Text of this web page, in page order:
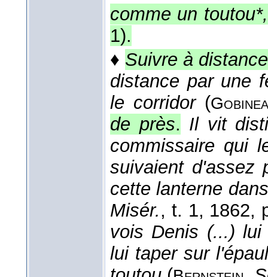
comme un
1).
♦ Suivre à distance
distance par une
le corridor(
de près. Il vit
commissaire qui
suivaient d'assez
cette lanterne
Misér., t. 1, 1862,
vois Denis (...) lui
lui taper sur